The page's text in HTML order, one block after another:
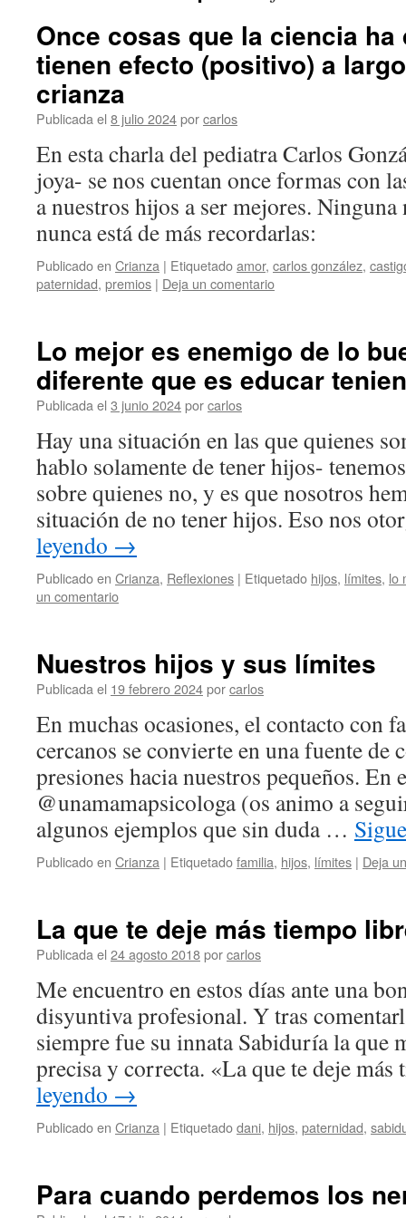
Once cosas que la ciencia
tienen efecto (positivo) a
crianza
Publicada el 8 julio 2024porcarlos
En esta charla del pediatra Carlos
joya- se nos cuentan once formas con
a nuestros hijos a ser mejores.
nunca está de más recordarlas:
Publicado en Crianza | Etiquetadoamor, carlos gonzález,
paternidad, premios | Deja un comentario
Lo mejor es enemigo de lo
diferente que es educar
Publicada el 3 junio 2024porcarlos
Hay una situación en las que quienes
hablo solamente de tener hijos-
sobre quienes no, y es que nosotros
situación de no tener hijos. Eso nos
leyendo →
Publicado en Crianza, Reflexiones | Etiquetado hijos, límites, lo
un comentario
Nuestros hijos y sus límites
Publicada el 19 febrero 2024porcarlos
En muchas ocasiones, el contacto con
cercanos se convierte en una fuente de
presiones hacia nuestros pequeños. En
@unamamapsicologa (os animo a
algunos ejemplos que sin duda …
Publicado en Crianza | Etiquetadofamilia, hijos, límites | Deja
La que te deje más tiempo
Publicada el 24 agosto 2018porcarlos
Me encuentro en estos días ante una
disyuntiva profesional. Y tras
siempre fue su innata Sabiduría la que
precisa y correcta. «La que te deje
leyendo →
Publicado en Crianza | Etiquetadodani, hijos, paternidad,
Para cuando perdemos los